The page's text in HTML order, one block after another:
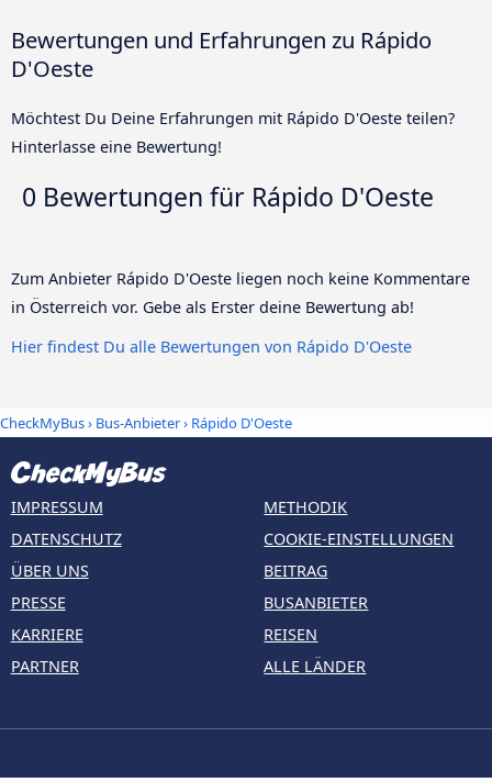
Bewertungen und Erfahrungen zu Rápido
D'Oeste
Möchtest Du Deine Erfahrungen mit Rápido D'Oeste teilen?
Hinterlasse eine Bewertung!
0 Bewertungen für Rápido D'Oeste
Zum Anbieter Rápido D'Oeste liegen noch keine Kommentare
in Österreich vor. Gebe als Erster deine Bewertung ab!
Hier findest Du alle Bewertungen von Rápido D'Oeste
CheckMyBus› Bus-Anbieter› Rápido D'Oeste
IMPRESSUM
DATENSCHUTZ
ÜBER UNS
PRESSE
KARRIERE
PARTNER
METHODIK
COOKIE-EINSTELLUNGEN
BEITRAG
BUSANBIETER
REISEN
ALLE LÄNDER